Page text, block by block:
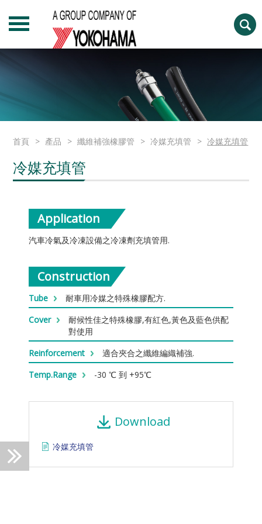
首頁 產品 纖維補強橡膠管 冷媒充填管 冷媒充填管
冷媒充填管
Application
汽車冷氣及冷凍設備之冷凍劑充填管用.
Construction
Tube
耐車用冷媒之特殊橡膠配方.
Cover
耐候性佳之特殊橡膠,有紅色,黃色及藍色供配
對使用
Reinforcement
適合夾合之纖維編織補強.
Temp.Range
-30 ℃ 到 +95℃
Download
冷媒充填管